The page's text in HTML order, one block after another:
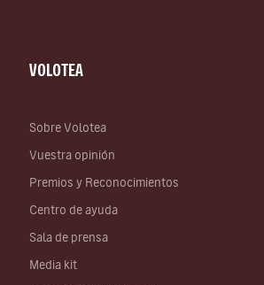
VOLOTEA
Sobre Volotea
Vuestra opinión
Premios y Reconocimientos
Centro de ayuda
Sala de prensa
Media kit